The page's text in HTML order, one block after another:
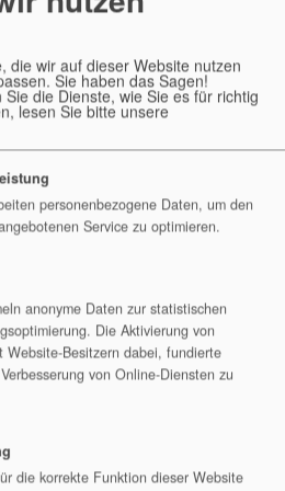
Inhalte zusammengefasst. Die
mit den behandelten
benötigt:
der eingesetzten Konferenzlösung
die wir auf dieser Website nutzen
Sie haben das Sagen!
die Dienste, wie Sie es für richtig
lesen Sie bitte unsere
personenbezogene Daten, um den
Service zu optimieren.
anonyme Daten zur statistischen
Die Aktivierung von
Website-Besitzern dabei, fundierte
von Online-Diensten zu
die korrekte Funktion dieser Website